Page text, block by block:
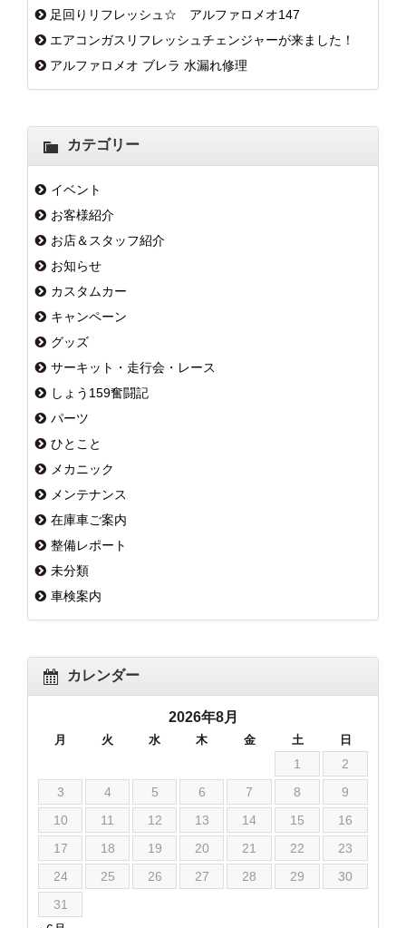
足回りリフレッシュ☆ アルファロメオ147
エアコンガスリフレッシュチェンジャーが来ました！
アルファロメオ ブレラ 水漏れ修理
カテゴリー
イベント
お客様紹介
お店＆スタッフ紹介
お知らせ
カスタムカー
キャンペーン
グッズ
サーキット・走行会・レース
しょう159奮闘記
パーツ
ひとこと
メカニック
メンテナンス
在庫車ご案内
整備レポート
未分類
車検案内
カレンダー
2026年8月
月 火 水 木 金 土 日
1
2
3
4 5 6 7 8
9
10
11 12 13 14 15
16
17
18 19 20 21 22
23
24
25 26 27 28 29
30
31